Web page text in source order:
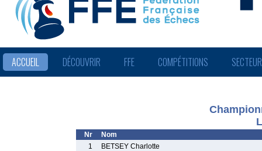
ACCUEIL DÉCOUVRIR FFE COMPÉTITIONS
Nr
Nom
1
BETSEY Charlotte